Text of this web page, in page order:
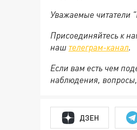
Уважаемые читатели
Присоединяйтесь к
наш телеграм-канал.
Если вам есть чем
наблюдения,
ДЗЕН